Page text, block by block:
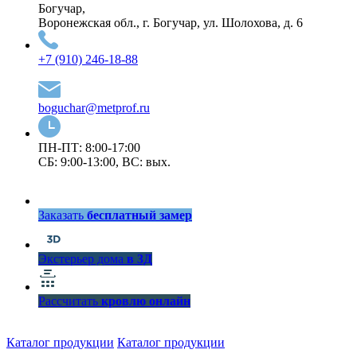
Богучар,
Воронежская обл., г. Богучар, ул. Шолохова, д. 6
+7 (910) 246-18-88
boguchar@metprof.ru
ПН-ПТ: 8:00-17:00
СБ: 9:00-13:00, ВС: вых.
Заказать бесплатный замер
Экстерьер дома в 3Д
Рассчитать кровлю онлайн
Каталог продукции Каталог продукции